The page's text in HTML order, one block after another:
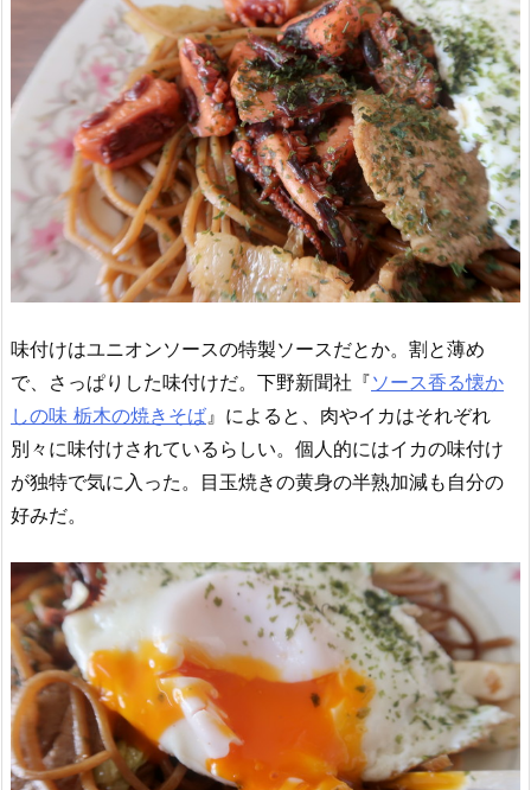
味付けはユニオンソースの特製ソースだとか。割と薄め
で、さっぱりした味付けだ。下野新聞社『ソース香る懐か
しの味 栃木の焼きそば』によると、肉やイカはそれぞれ
別々に味付けされているらしい。個人的にはイカの味付け
が独特で気に入った。目玉焼きの黄身の半熟加減も自分の
好みだ。